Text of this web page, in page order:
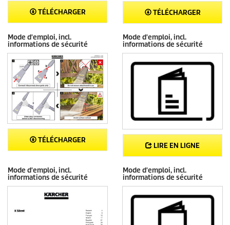
TÉLÉCHARGER TÉLÉCHARGER
Mode d'emploi, incl.
informations de sécurité
TÉLÉCHARGER
Mode d'emploi, incl.
informations de sécurité
LIRE EN LIGNE
Mode d'emploi, incl.
informations de sécurité
Mode d'emploi, incl.
informations de sécurité